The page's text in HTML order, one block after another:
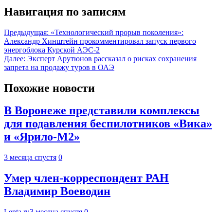
Навигация по записям
Предыдущая: «Технологический прорыв поколения»:
Александр Хинштейн прокомментировал запуск первого
энергоблока Курской АЭС-2
Далее: Эксперт Арутюнов рассказал о рисках сохранения
запрета на продажу туров в ОАЭ
Похожие новости
В Воронеже представили комплексы
для подавления беспилотников «Вика»
и «Ярило-М2»
3 месяца спустя 0
Умер член-корреспондент РАН
Владимир Воеводин